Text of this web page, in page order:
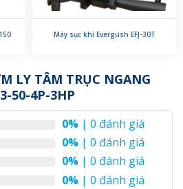
Máy sục khí Evergush EFJ-30T
LY TÂM TRỤC NGANG
50-4P-3HP
0% | 0 đánh giá
0% | 0 đánh giá
0% | 0 đánh giá
0% | 0 đánh giá